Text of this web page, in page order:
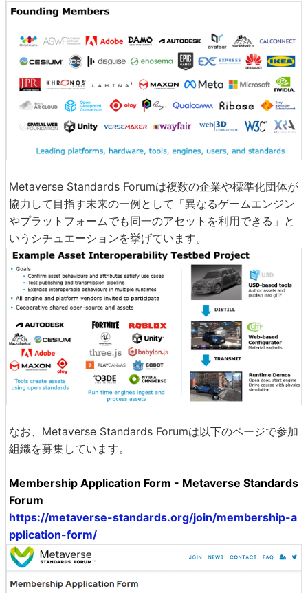
Metaverse Standards Forumは複数の企業や標準化団体が
協力して目指す未来の一例として「異なるゲームエンジン
やプラットフォームでも同一のアセットを利用できる」と
いうシチュエーションを挙げています。
なお、Metaverse Standards Forumは以下のページで参加
組織を募集しています。
Membership Application Form - Metaverse Standards
Forum
https://metaverse-standards.org/join/membership-a
pplication-form/